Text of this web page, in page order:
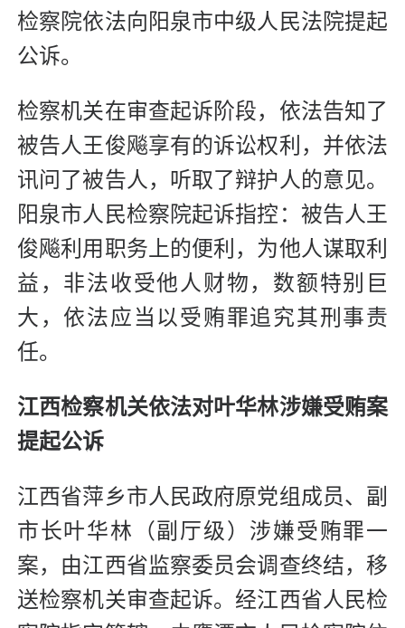
检察院依法向阳泉市中级人民法院提起
公诉。
检察机关在审查起诉阶段，依法告知了
被告人王俊飚享有的诉讼权利，并依法
讯问了被告人，听取了辩护人的意见。
阳泉市人民检察院起诉指控：被告人王
俊飚利用职务上的便利，为他人谋取利
益，非法收受他人财物，数额特别巨
大，依法应当以受贿罪追究其刑事责
任。
江西检察机关依法对叶华林涉嫌受贿案
提起公诉
江西省萍乡市人民政府原党组成员、副
市长叶华林（副厅级）涉嫌受贿罪一
案，由江西省监察委员会调查终结，移
送检察机关审查起诉。经江西省人民检